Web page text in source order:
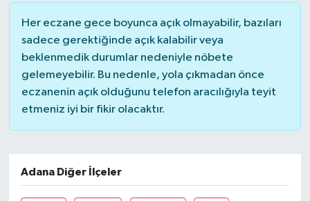
Her eczane gece boyunca açık olmayabilir, bazıları
sadece gerektiğinde açık kalabilir veya
beklenmedik durumlar nedeniyle nöbete
gelemeyebilir. Bu nedenle, yola çıkmadan önce
eczanenin açık olduğunu telefon aracılığıyla teyit
etmeniz iyi bir fikir olacaktır.
Adana Diğer İlçeler